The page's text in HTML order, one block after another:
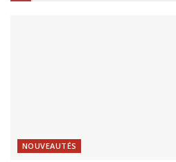
NOUVEAUTÉS